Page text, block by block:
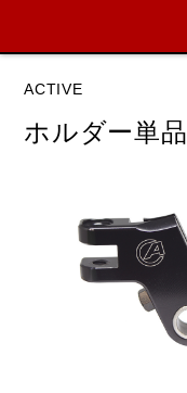
KAWASAKI
ACTIVE
ホルダー単品